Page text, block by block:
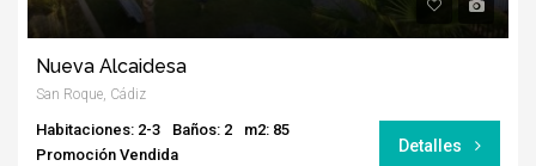
Nueva Alcaidesa
San Roque, Cádiz
Habitaciones: 2-3 Baños: 2
m2: 85
Promoción Vendida
Detalles